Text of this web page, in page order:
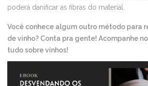
poderá danificar as fibras do material.
Você conhece algum outro método para
de vinho? Conta pra gente! Acompanhe
tudo sobre vinhos!